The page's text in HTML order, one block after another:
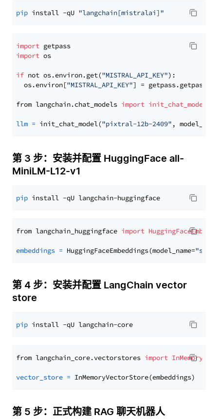
pip install -qU "langchain[mistralai]"
import
import os
if not os.environ.get("MISTRAL_API_KEY"):
  os.environ[
"MISTRAL_API_KEY"] = getpass.getpass(
from langchain.chat_models import init_chat_model
llm = init_chat_model("pixtral-12b-2409" ,
第 3 步：安装并配置 HuggingFace all-
MiniLM-L12-v1
pip
from langchain_huggingface import
embeddings = HuggingFaceEmbeddings(model_name=
第 4 步：安装并配置 LangChain vector
store
pip
from langchain_core.vectorstores import
vector_store =
第 5 步：正式构建 RAG 聊天机器人